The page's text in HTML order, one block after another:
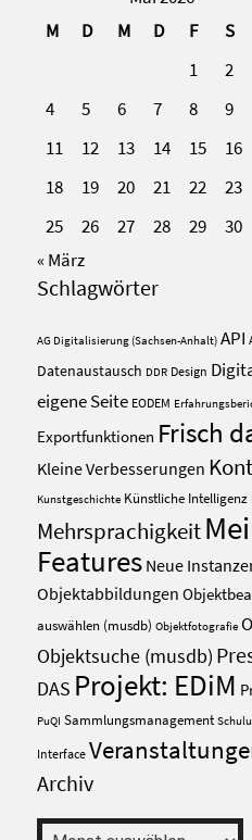
M
D M D F S
1
2
4
5 6 7 8 9
11
12 13 14 15 16
18
19 20 21 22 23
25
26 27 28 29 30
« März
Schlagwörter
AG Digitalisierung (Sachsen-Anhalt) API
Datenaustausch DDR Design
eigene Seite EODEM
Exportfunktionen Frisch
Kleine Verbesserungen
Kunstgeschichte Künstliche Intelligenz
Mehrsprachigkeit
Features Neue
Objektabbildungen
auswählen (musdb) Objektfotografie
Objektsuche (musdb)
DAS Projekt: EDiM
PuQI Sammlungsmanagement
Interface
Archiv
Archiv